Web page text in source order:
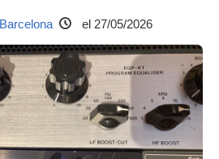
Barcelona el 27/05/2026